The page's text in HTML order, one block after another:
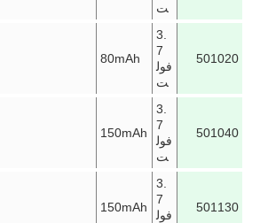
ت
501020
3.
7
فول
ت
80mAh
501040
3.
7
فول
ت
150mAh
501130
3.
7
فول
150mAh